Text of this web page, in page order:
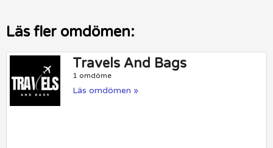
Läs fler omdömen:
Travels And Bags
1 omdöme
Läs omdömen »